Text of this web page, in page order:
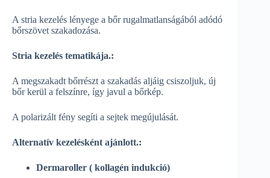
A stria kezelés lényege a bőr rugalmatlanságából adódó
bőrszövet szakadozása.
Stria kezelés tematikája.:
A megszakadt bőrrészt a szakadás aljáig csiszoljuk, új
bőr kerül a felszínre, így javul a bőrkép.
A polarizált fény segíti a sejtek megújulását.
Alternatív kezelésként ajánlott.:
Dermaroller ( kollagén indukció)